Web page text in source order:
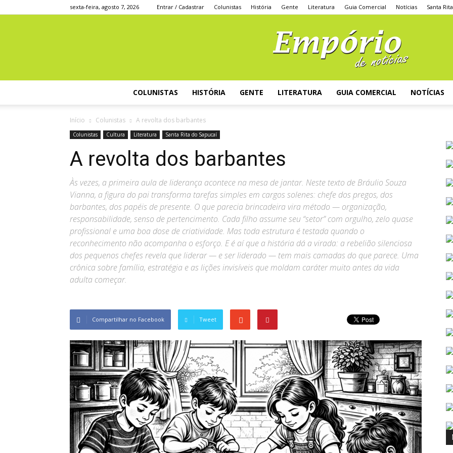
sexta-feira, agosto 7, 2026 Entrar / Cadastrar Colunistas História Gente Literatura Guia Comercial Notícias Santa
COLUNISTAS HISTÓRIA GENTE LITERATURA GUIA COMERCIAL NOTÍCIAS
Início Colunistas A revolta dos barbantes
Colunistas Cultura Literatura Santa Rita do Sapucaí
A revolta dos barbantes
Às vezes, a primeira aula de liderança acontece na mesa de jantar. Neste texto de Bráulio Souza
Vianna, a figura do pai transforma tarefas simples em cargos solenes: chefe dos pregos, dos
barbantes, dos papéis de presente. O que parecia brincadeira vira método — organização,
responsabilidade, senso de pertencimento. Cada filho assume seu “setor” com orgulho, zelo quase
profissional e uma boa dose de criatividade. Mas toda estrutura é testada quando o
reconhecimento não acompanha o esforço. E é aí que a história dá a virada: a rebelião silenciosa
dos pequenos chefes revela que liderar — e ser liderado — tem mais camadas do que parece. Uma
crônica sobre família, estratégia e as lições invisíveis que moldam caráter muito antes da vida
adulta começar.
Compartilhar no Facebook Tweet